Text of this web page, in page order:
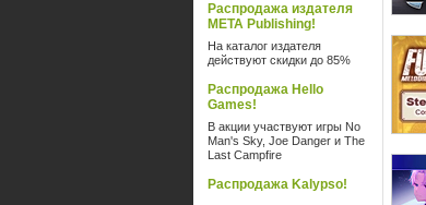
Распродажа издателя
META Publishing!
На каталог издателя
действуют скидки до 85%
Распродажа Hello
Games!
В акции участвуют игры No
Man's Sky, Joe Danger и The
Last Campfire
Распродажа Kalypso!